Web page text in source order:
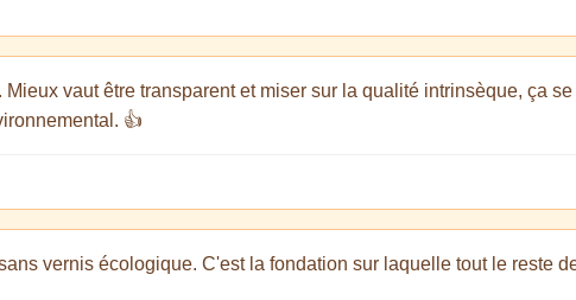
vaut être transparent et miser sur la qualité intrinsèque, ça se
👍
vernis écologique. C'est la fondation sur laquelle tout le reste